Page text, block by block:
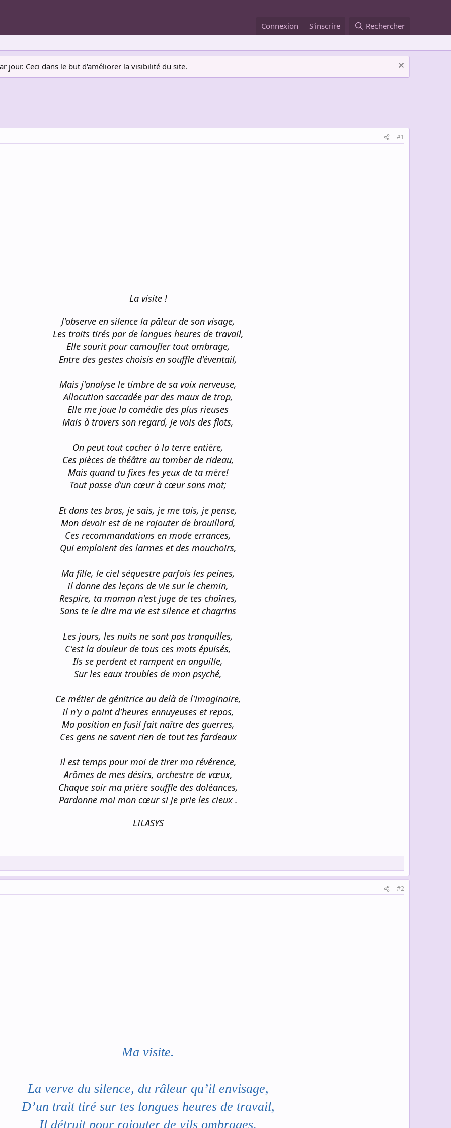
Connexion S'inscrire Rechercher
jour. Ceci dans le but d'améliorer la visibilité du site.
#1
La visite !
J'observe en silence la pâleur de son visage,
Les traits tirés par de longues heures de travail,
Elle sourit pour camoufler tout ombrage,
Entre des gestes choisis en souffle d'éventail,
Mais j'analyse le timbre de sa voix nerveuse,
Allocution saccadée par des maux de trop,
Elle me joue la comédie des plus rieuses
Mais à travers son regard, je vois des flots,
On peut tout cacher à la terre entière,
Ces pièces de théâtre au tomber de rideau,
Mais quand tu fixes les yeux de ta mère!
Tout passe d'un cœur à cœur sans mot;
Et dans tes bras, je sais, je me tais, je pense,
Mon devoir est de ne rajouter de brouillard,
Ces recommandations en mode errances,
Qui emploient des larmes et des mouchoirs,
Ma fille, le ciel séquestre parfois les peines,
Il donne des leçons de vie sur le chemin,
Respire, ta maman n'est juge de tes chaînes,
Sans te le dire ma vie est silence et chagrins
Les jours, les nuits ne sont pas tranquilles,
C'est la douleur de tous ces mots épuisés,
Ils se perdent et rampent en anguille,
Sur les eaux troubles de mon psyché,
Ce métier de génitrice au delà de l'imaginaire,
Il n'y a point d'heures ennuyeuses et repos,
Ma position en fusil fait naître des guerres,
Ces gens ne savent rien de tout tes fardeaux
Il est temps pour moi de tirer ma révérence,
Arômes de mes désirs, orchestre de vœux,
Chaque soir ma prière souffle des doléances,
Pardonne moi mon cœur si je prie les cieux .
LILASYS
#2
Ma visite.
La verve du silence, du râleur qu’il envisage,
D’un trait tiré sur tes longues heures de travail,
Il détruit pour rajouter de vils ombrages,